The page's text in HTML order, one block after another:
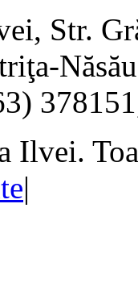
Str.
Ilvei.
|